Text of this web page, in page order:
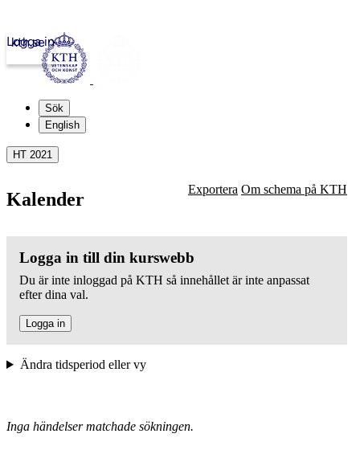
kth.se
Logga in
Sök
English
HT 2021
Kalender Exportera Om schema på KTH
Logga in till din kurswebb
Du är inte inloggad på KTH så innehållet är inte anpassat
efter dina val.
Logga in
Ändra tidsperiod eller vy
Inga händelser matchade sökningen.